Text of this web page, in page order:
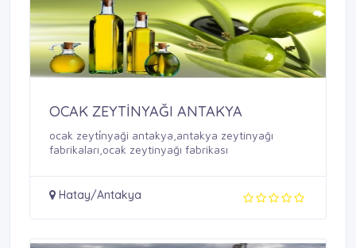
OCAK ZEYTİNYAĞI ANTAKYA
ocak zeyti̇nyaği antakya,antakya zeytinyağı
fabrikaları,ocak zeytinyağı fabrikası
Hatay/Antakya